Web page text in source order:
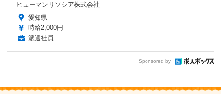
ヒューマンリソシア株式会社
愛知県
時給2,000円
派遣社員
Sponsored by